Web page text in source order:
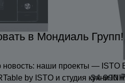
34 990 ₽
в Мондиаль Групп!
наши проекты — ISTO
by ISTO и студия кухни